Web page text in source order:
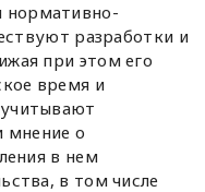
нормативно-
разработки и
при этом его
время и
мнение о
в нем
в том числе